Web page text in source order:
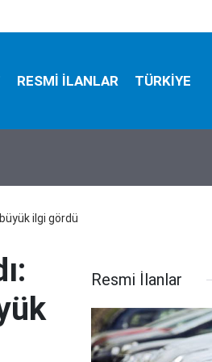
RESMİ İLANLAR TÜRKİYE
ilgi gördü
Resmi İlanlar